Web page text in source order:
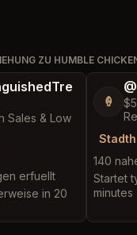
ZU HUMBLE
Sales & Low
erfuellt
in 20
🍦
140
Startet
minutes